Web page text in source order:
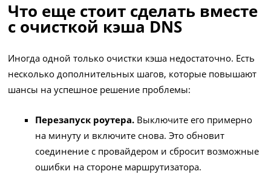
Что еще стоит сделать вместе
с очисткой кэша DNS
Иногда одной только очистки кэша недостаточно. Есть
несколько дополнительных шагов, которые повышают
шансы на успешное решение проблемы:
Перезапуск роутера. Выключите его примерно
на минуту и включите снова. Это обновит
соединение с провайдером и сбросит возможные
ошибки на стороне маршрутизатора.